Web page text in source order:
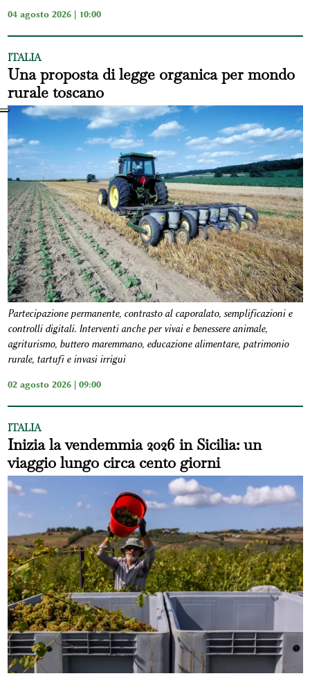
04 agosto 2026 | 10:00
ITALIA
Una proposta di legge organica per mondo
rurale toscano
Partecipazione permanente, contrasto al caporalato, semplificazioni e
controlli digitali. Interventi anche per vivai e benessere animale,
agriturismo, buttero maremmano, educazione alimentare, patrimonio
rurale, tartufi e invasi irrigui
02 agosto 2026 | 09:00
ITALIA
Inizia la vendemmia 2026 in Sicilia: un
viaggio lungo circa cento giorni